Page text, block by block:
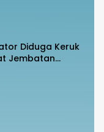
Diduga Keruk
Jembatan
Timur